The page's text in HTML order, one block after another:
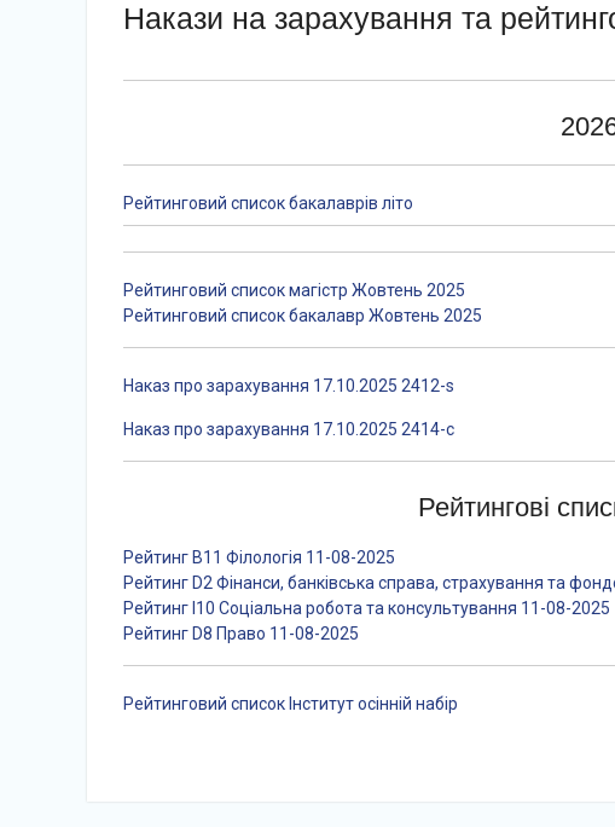
Накази на зарахування та
Рейтинговий список бакалаврів літо
Рейтинговий список магістр Жовтень 2025
Рейтинговий список бакалавр Жовтень 2025
Наказ про зарахування 17.10.2025 2412-s
Наказ про зарахування 17.10.2025 2414-c
Рейтингові
Рейтинг B11 Філологія 11-08-2025
Рейтинг D2 Фінанси, банківська справа, страхування та
Рейтинг І10 Соціальна робота та консультування 11-08-2025
Рейтинг D8 Право 11-08-2025
Рейтинговий список Інститут осінній набір